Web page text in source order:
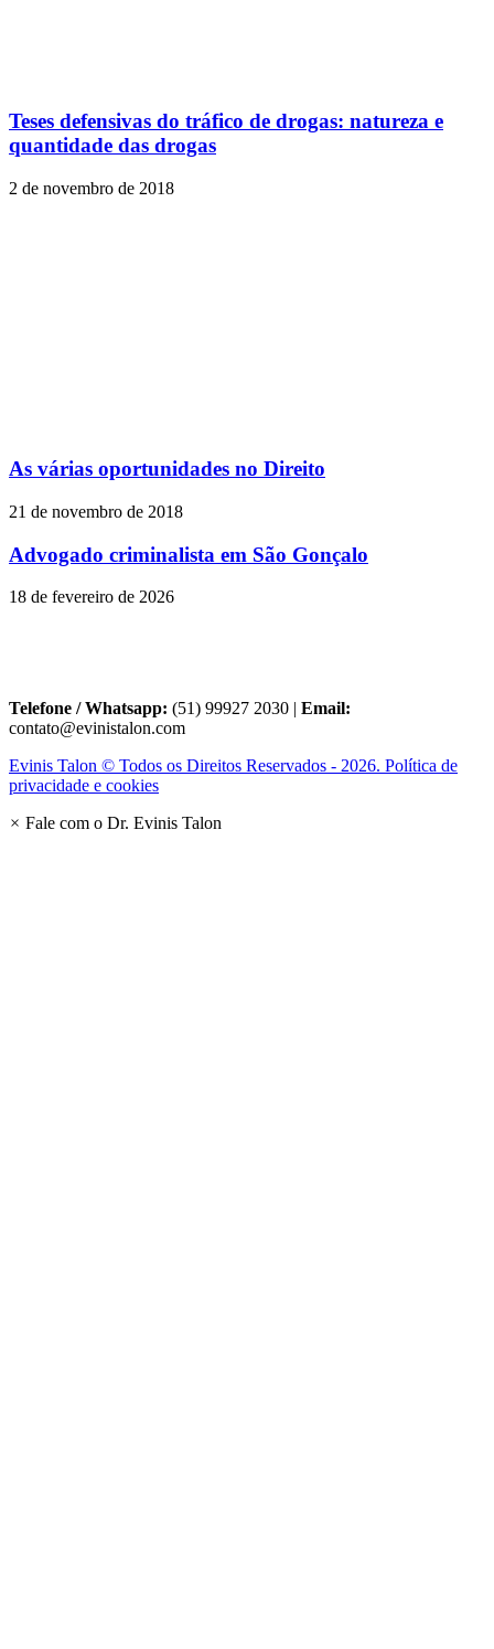
Teses defensivas do tráfico de drogas: natureza e
quantidade das drogas
2 de novembro de 2018
As várias oportunidades no Direito
21 de novembro de 2018
Advogado criminalista em São Gonçalo
18 de fevereiro de 2026
Telefone / Whatsapp: (51) 99927 2030 | Email:
contato@evinistalon.com
Evinis Talon © Todos os Direitos Reservados - 2026. Política de
privacidade e cookies
× Fale com o Dr. Evinis Talon